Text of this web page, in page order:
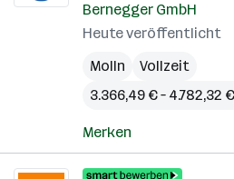
Bernegger GmbH
Heute veröffentlicht
Molln
Vollzeit
3.366,49 € – 4.782,32
Merken